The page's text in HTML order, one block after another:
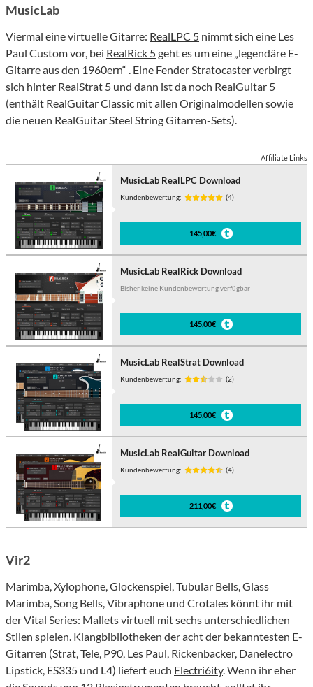
MusicLab
Viermal eine virtuelle Gitarre: RealLPC 5 nimmt sich eine Les
Paul Custom vor, bei RealRick 5geht es um eine „legendäre E-
Gitarre aus den 1960ern“ . Eine Fender Stratocaster verbirgt
sich hinter RealStrat 5 und dann ist da noch RealGuitar 5
(enthält RealGuitar Classic mit allen Originalmodellen sowie
die neuen RealGuitar Steel String Gitarren-Sets).
Affiliate Links
MusicLab RealLPC Download
Kundenbewertung: (4)
145,00€
MusicLab RealRick Download
Bisher keine Kundenbewertung verfügbar
145,00€
MusicLab RealStrat Download
Kundenbewertung: (2)
145,00€
MusicLab RealGuitar Download
Kundenbewertung: (4)
211,00€
Vir2
Marimba, Xylophone, Glockenspiel, Tubular Bells, Glass
Marimba, Song Bells, Vibraphone und Crotales könnt ihr mit
derVital Series: Malletsvirtuell mit sechs unterschiedlichen
Stilen spielen. Klangbibliotheken der acht der bekanntesten E-
Gitarren (Strat, Tele, P90, Les Paul, Rickenbacker, Danelectro
Lipstick, ES335 und L4) liefert euch Electri6ity. Wenn ihr eher